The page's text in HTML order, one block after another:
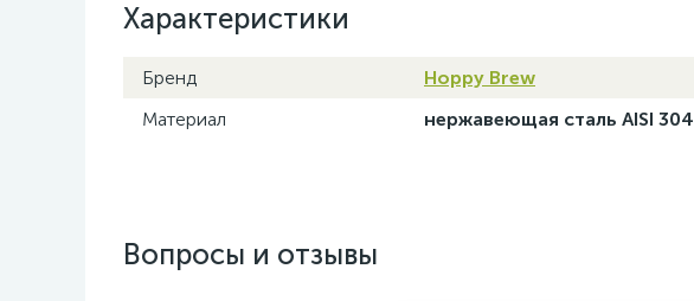
Характеристики
Бренд
Hoppy Brew
Материал
нержавеющая сталь AISI 304
Вопросы и отзывы